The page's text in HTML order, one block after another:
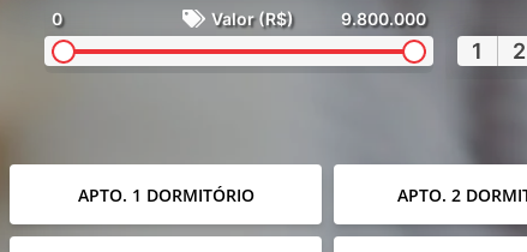
0 Valor (R$) 9.800.000
1 2
APTO. 1 DORMITÓRIO APTO. 2